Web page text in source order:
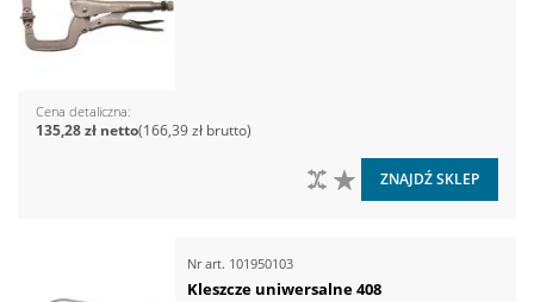
Cena detaliczna
166,39 zł
135,28 zł
DO LISTY ŻYCZEŃ
DO PORÓWNANIA
ZNAJDŹ SKLEP
Nr art. 101950103
Kleszcze uniwersalne 408